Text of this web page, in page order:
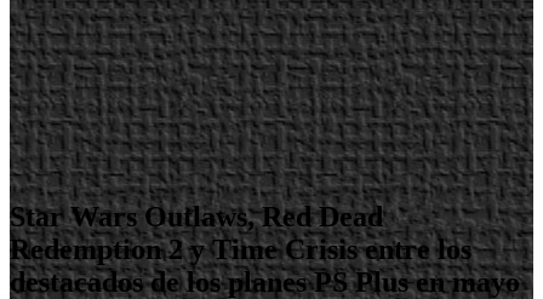
Star Wars Outlaws, Red Dead
Redemption 2 y Time Crisis entre los
destacados de los planes PS Plus en mayo